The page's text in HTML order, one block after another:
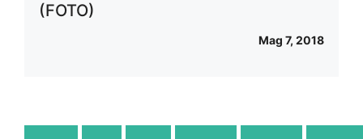
(FOTO)
Mag 7, 2018